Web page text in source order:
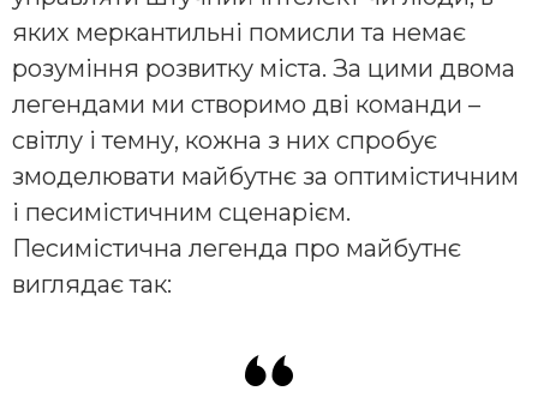
яких меркантильні помисли та немає
розуміння розвитку міста. За цими двома
легендами ми створимо дві команди –
світлу і темну, кожна з них спробує
змоделювати майбутнє за оптимістичним
і песимістичним сценарієм.
Песимістична легенда про майбутнє
виглядає так: